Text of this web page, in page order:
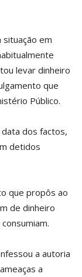
em
levar dinheiro
que
Público.
dos factos,
detidos
que propôs ao
de dinheiro
a autoria
a